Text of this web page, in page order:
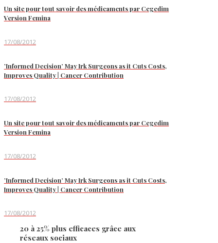
Un site pour tout savoir des médicaments par Cegedim
Version Femina
17/08/2012
’Informed Decision’ May Irk Surgeons as it Cuts Costs,
Improves Quality | Cancer Contribution
17/08/2012
Un site pour tout savoir des médicaments par Cegedim
Version Femina
17/08/2012
’Informed Decision’ May Irk Surgeons as it Cuts Costs,
Improves Quality | Cancer Contribution
17/08/2012
20 à 25% plus efficaces grâce aux
réseaux sociaux